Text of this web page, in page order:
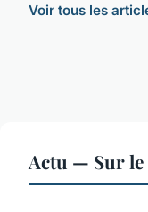
Voir tous les
Actu — Sur le